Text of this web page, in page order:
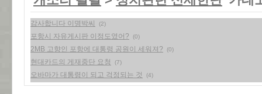
감사합니다 이명박씨 (2)
포항시 자유게시판 이정도였어? (0)
2MB 고향인 포항에 대통령 공원이 세워져? (0)
현대카드의 게재중단 요청 (7)
오바마가 대통령이 되고 걱정되는 것 (4)